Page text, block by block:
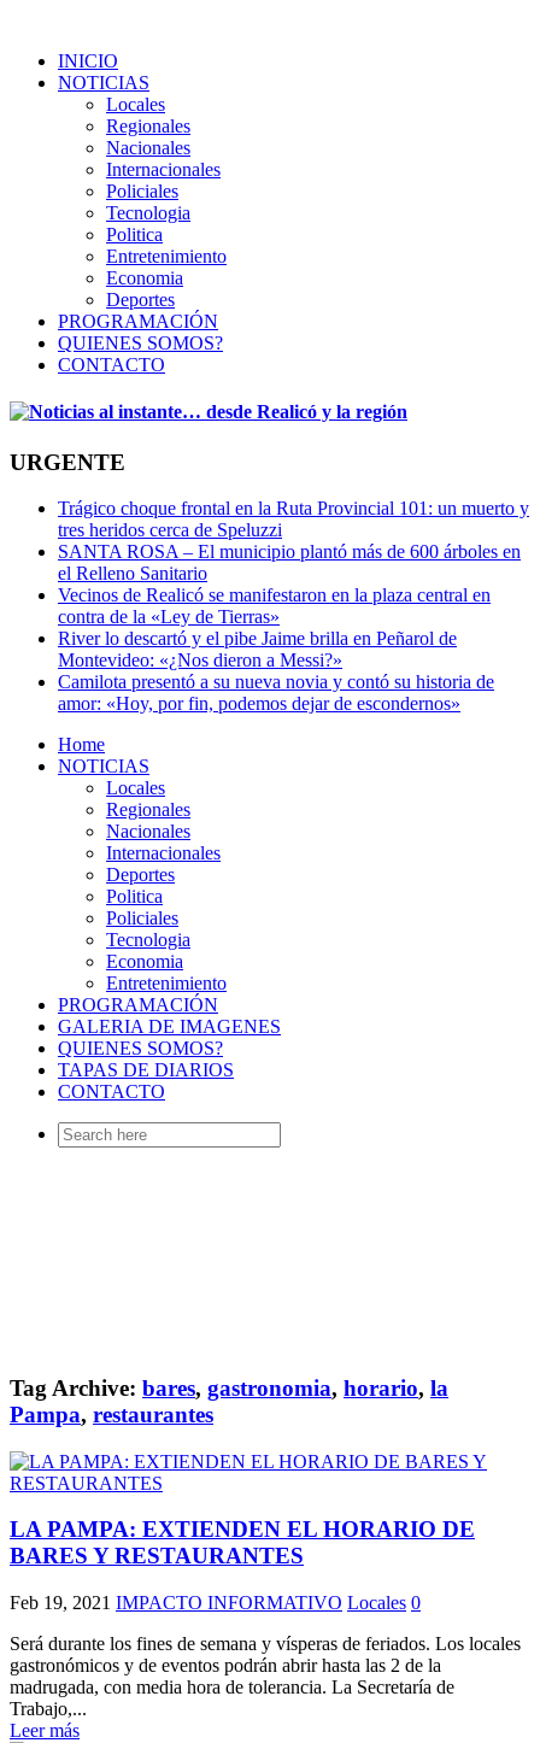
INICIO
NOTICIAS
Locales
Regionales
Nacionales
Internacionales
Policiales
Tecnologia
Politica
Entretenimiento
Economia
Deportes
PROGRAMACIÓN
QUIENES SOMOS?
CONTACTO
URGENTE
Trágico choque frontal en la Ruta Provincial 101: un muerto y
tres heridos cerca de Speluzzi
SANTA ROSA – El municipio plantó más de 600 árboles en
el Relleno Sanitario
Vecinos de Realicó se manifestaron en la plaza central en
contra de la «Ley de Tierras»
River lo descartó y el pibe Jaime brilla en Peñarol de
Montevideo: «¿Nos dieron a Messi?»
Camilota presentó a su nueva novia y contó su historia de
amor: «Hoy, por fin, podemos dejar de escondernos»
Home
NOTICIAS
Locales
Regionales
Nacionales
Internacionales
Deportes
Politica
Policiales
Tecnologia
Economia
Entretenimiento
PROGRAMACIÓN
GALERIA DE IMAGENES
QUIENES SOMOS?
TAPAS DE DIARIOS
CONTACTO
Search
for:
Tag Archive: bares, gastronomia, horario, la
Pampa, restaurantes
LA PAMPA: EXTIENDEN EL HORARIO DE
BARES Y RESTAURANTES
Feb 19, 2021 IMPACTO INFORMATIVO Locales 0
Será durante los fines de semana y vísperas de feriados. Los locales
gastronómicos y de eventos podrán abrir hasta las 2 de la
madrugada, con media hora de tolerancia. La Secretaría de
Trabajo,...
Leer más